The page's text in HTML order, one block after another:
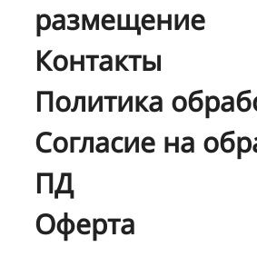
размещение
Контакты
Политика
Согласие на
ПД
Оферта